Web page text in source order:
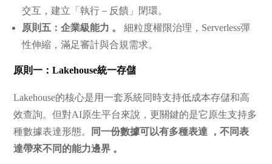
交互，建立「執行－反饋」閉環。
原則五：企業級能力 。
細粒度權限治理，Serverless彈
性伸縮，滿足審計與合規需求。
原則一：Lakehouse統一存儲
Lakehouse的核心是用一套系統同時支持低成本存儲和高
效查詢。但對AI原生平台來說，更關鍵的是它原生支持多
種數據表達形態。
同一份數據可以有多種表達 ，不同表
達帶來不同的能力邊界 。